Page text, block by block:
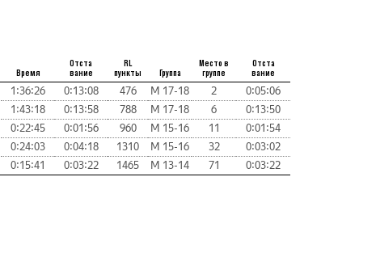
Время
Отста
вание
RL
пункты
Группа
Место в
группе
Отста
вание
1:36:26 0:13:08 476 М 17-18 2
0:05:06
1:43:18 0:13:58 788 М 17-18 6
0:13:50
0:22:45 0:01:56 960 М 15-16 11
0:01:54
0:24:03 0:04:18 1310 М 15-16 32
0:03:02
0:15:41 0:03:22 1465 М 13-14 71 0:03:22